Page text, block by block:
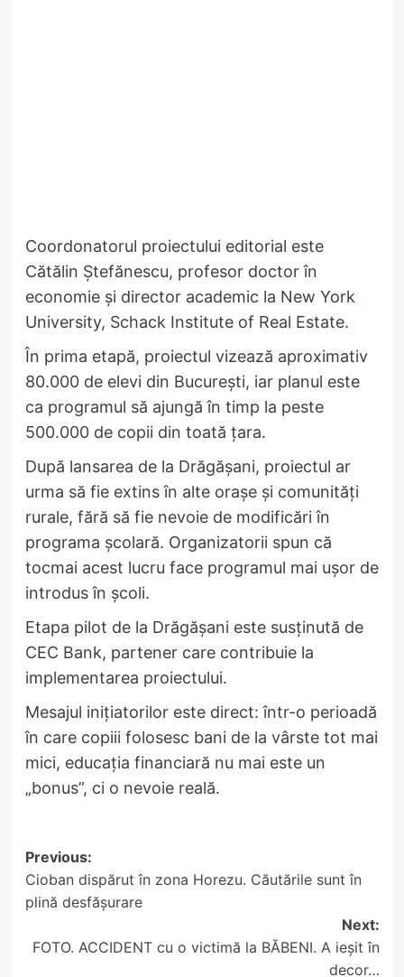
Coordonatorul proiectului editorial este
Cătălin Ștefănescu, profesor doctor în
economie și director academic la New York
University, Schack Institute of Real Estate.
În prima etapă, proiectul vizează aproximativ
80.000 de elevi din București, iar planul este
ca programul să ajungă în timp la peste
500.000 de copii din toată țara.
După lansarea de la Drăgășani, proiectul ar
urma să fie extins în alte orașe și comunități
rurale, fără să fie nevoie de modificări în
programa școlară. Organizatorii spun că
tocmai acest lucru face programul mai ușor de
introdus în școli.
Etapa pilot de la Drăgășani este susținută de
CEC Bank, partener care contribuie la
implementarea proiectului.
Mesajul inițiatorilor este direct: într-o perioadă
în care copiii folosesc bani de la vârste tot mai
mici, educația financiară nu mai este un
„bonus”, ci o nevoie reală.
Post
navigation
Previous:
Cioban dispărut în zona Horezu. Căutările sunt în
plină desfășurare
Next:
FOTO. ACCIDENT cu o victimă la BĂBENI. A ieșit în
decor…